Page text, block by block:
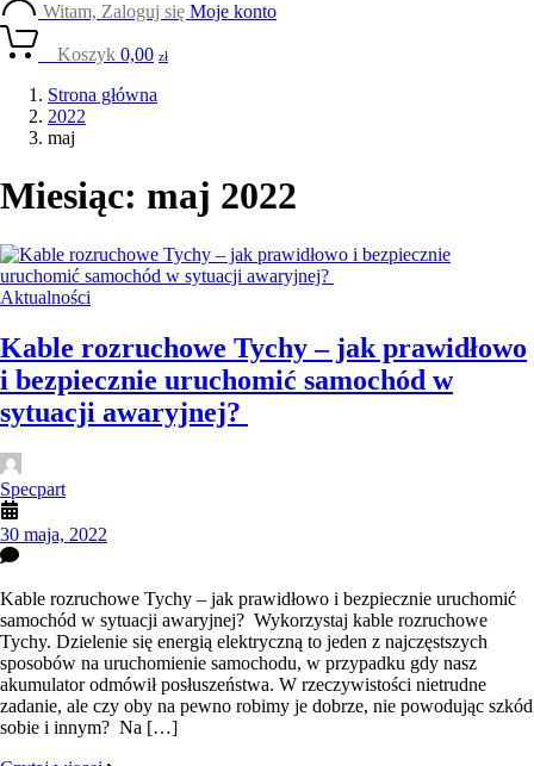
Witam, Zaloguj się Moje konto
Koszyk 0,00 zł
Strona główna
2022
maj
Miesiąc: maj 2022
Aktualności
Kable rozruchowe Tychy – jak prawidłowo
i bezpiecznie uruchomić samochód w
sytuacji awaryjnej?
Specpart
30 maja, 2022
Kable rozruchowe Tychy – jak prawidłowo i bezpiecznie uruchomić
samochód w sytuacji awaryjnej? Wykorzystaj kable rozruchowe
Tychy. Dzielenie się energią elektryczną to jeden z najczęstszych
sposobów na uruchomienie samochodu, w przypadku gdy nasz
akumulator odmówił posłuszeństwa. W rzeczywistości nietrudne
zadanie, ale czy oby na pewno robimy je dobrze, nie powodując szkód
sobie i innym? Na […]